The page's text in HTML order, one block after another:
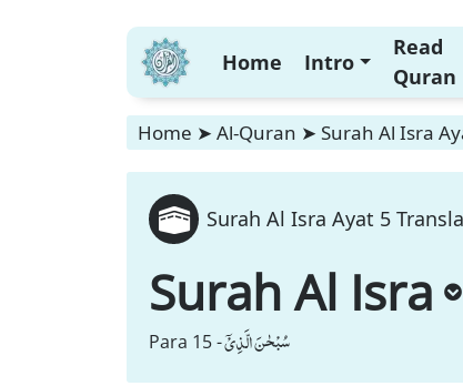
Home Intro
Read
Quran
Home ➤ Al-Quran ➤ Surah Al Isra
Surah Al Isra Ayat 5
Surah Al Isra
Para 15 -سُبْحٰنَ الَّذِیْۤ